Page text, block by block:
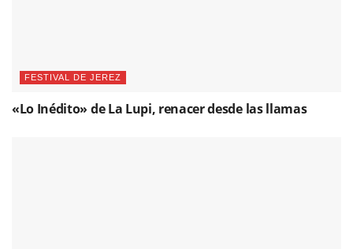
FESTIVAL DE JEREZ
«Lo Inédito» de La Lupi, renacer desde las llamas